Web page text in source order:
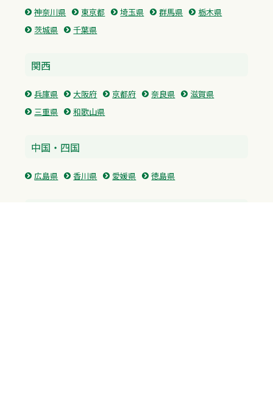
神奈川県 東京都 埼玉県 群馬県
栃木県
茨城県
千葉県
関西
兵庫県 大阪府 京都府 奈良県
滋賀県
三重県
和歌山県
中国・四国
広島県 香川県 愛媛県 徳島県